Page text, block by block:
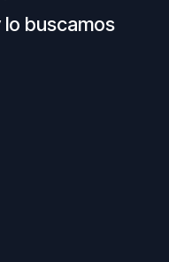
buscamos